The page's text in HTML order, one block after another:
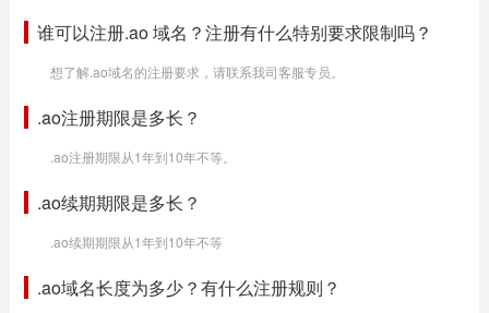
谁可以注册.ao 域名？注册有什么特别要求限制吗？
想了解.ao域名的注册要求，请联系我司客服专员。
.ao注册期限是多长？
.ao注册期限从1年到10年不等。
.ao续期期限是多长？
.ao续期期限从1年到10年不等
.ao域名长度为多少？有什么注册规则？